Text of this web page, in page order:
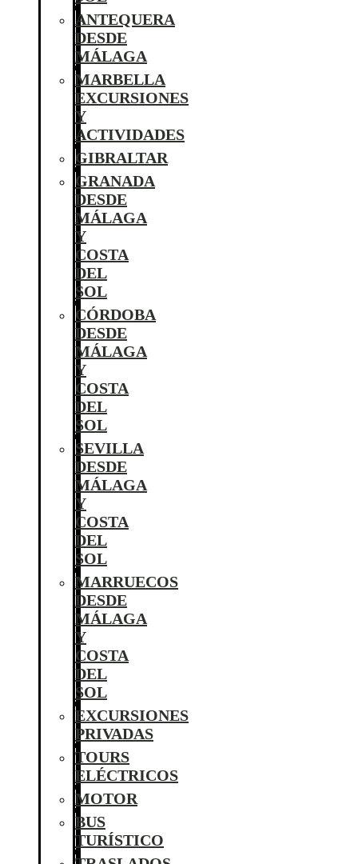
ANTEQUERA
DESDE
MÁLAGA
MARBELLA
EXCURSIONES
Y
ACTIVIDADES
GIBRALTAR
GRANADA
DESDE
MÁLAGA
Y
COSTA
DEL
SOL
CÓRDOBA
DESDE
MÁLAGA
Y
COSTA
DEL
SOL
SEVILLA
DESDE
MÁLAGA
Y
COSTA
DEL
SOL
MARRUECOS
DESDE
MÁLAGA
Y
COSTA
DEL
SOL
EXCURSIONES
PRIVADAS
TOURS
ELÉCTRICOS
MOTOR
BUS
TURÍSTICO